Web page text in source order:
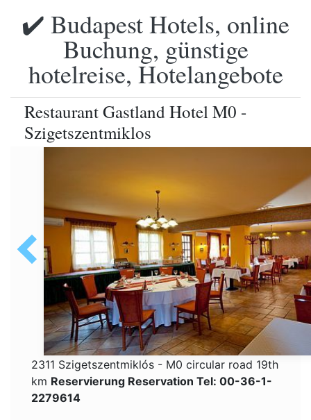
✔️ Budapest Hotels, online
Buchung, günstige
hotelreise, Hotelangebote
Restaurant Gastland Hotel M0 -
Szigetszentmiklos
2311 Szigetszentmiklós - M0 circular road 19th
km Reservierung Reservation Tel: 00-36-1-
2279614